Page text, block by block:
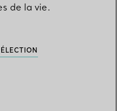
de la vie.